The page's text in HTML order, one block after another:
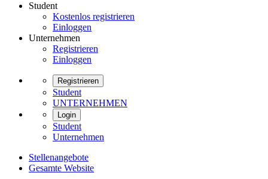
Student
Kostenlos registrieren
Einloggen
Unternehmen
Registrieren
Einloggen
Registrieren
Student
UNTERNEHMEN
Login
Student
Unternehmen
Stellenangebote
Gesamte Website